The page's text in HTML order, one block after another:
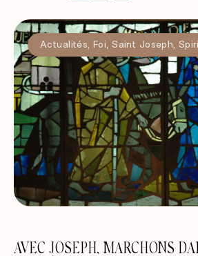
Actualités Foi ,Saint Joseph ,
AVEC JOSEPH, MARCHONS